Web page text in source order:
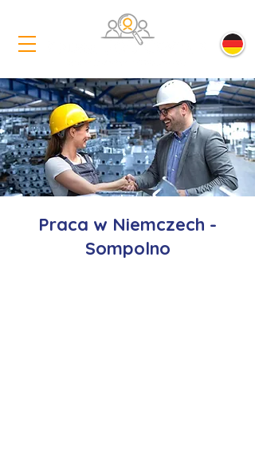
Praca w Niemczech -
Sompolno